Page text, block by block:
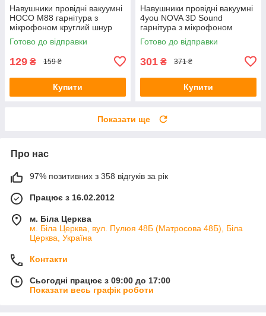
Навушники провідні вакуумні
HOCO M88 гарнітура з
мікрофоном круглий шнур
Black
Готово до відправки
129 ₴ 159 ₴
Купити
Навушники провідні вакуумні
4you NOVA 3D Sound
гарнітура з мікрофоном
силіконовий шнур 1.2m Black
Готово до відправки
301 ₴ 371 ₴
Купити
Показати ще
Про нас
97% позитивних з 358 відгуків за рік
Працює з 16.02.2012
м. Біла Церква
м. Біла Церква, вул. Пулюя 48Б (Матросова 48Б), Біла
Церква, Україна
Контакти
Сьогодні працює з 09:00 до 17:00
Показати весь графік роботи